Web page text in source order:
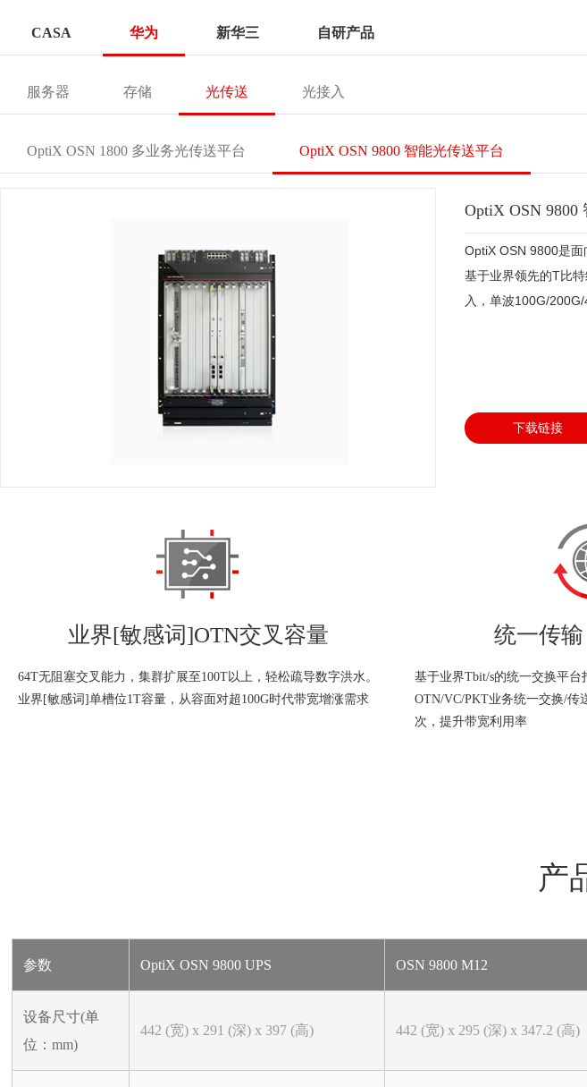
CASA 华为 新华三 自研产品
服务器 存储 光传送 光接入
OptiX OSN 1800 多业务光传送平台 OptiX OSN 9800 智能光传送平台
OptiX OSN 9800
OptiX OSN 9800是面
基于业界领先的T比
入，单波100G/
下载链接
业界[敏感词]OTN交叉容量
64T无阻塞交叉能力，集群扩展至100T以上，轻松疏导数字洪水。
业界[敏感词]单槽位1T容量，从容面对超100G时代带宽增涨需求
统一传
基于业界Tbit/s的统一交换平
OTN/VC/PKT业务统一交换/传
次，提升带宽利用率
产
参数 OptiX OSN 9800 UPS OSN 9800 M12
设备尺寸(单
位：mm)
442 (宽) x 291 (深) x 397 (高) 442 (宽) x 295 (深) x 347.2 (高)